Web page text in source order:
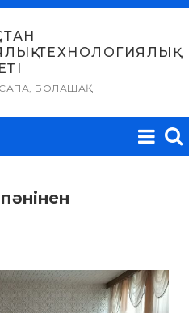
ТЕХНОЛОГИЯЛЫҚ
БОЛАШАҚ